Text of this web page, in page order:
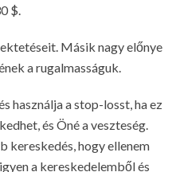
$.
Másik nagy előnye
a rugalmasságuk.
használja a stop-losst, ha ez
és Öné a veszteség.
kereskedés, hogy ellenem
a kereskedelemből és